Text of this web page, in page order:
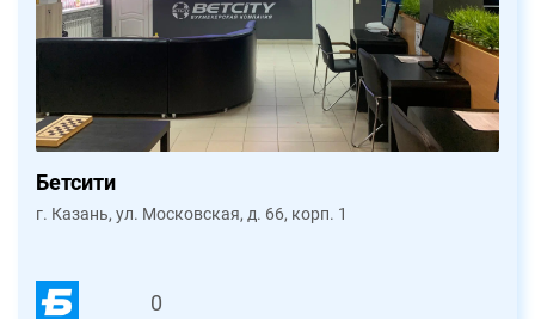
Бетсити
г. Казань, ул. Московская, д. 66, корп. 1
0